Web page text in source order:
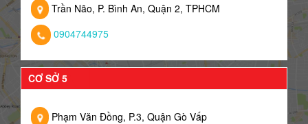
Trần Não, P. Bình An, Quận 2, TPHCM
0904744975
CƠ SỞ 5
Phạm Văn Đồng, P.3, Quận Gò Vấp